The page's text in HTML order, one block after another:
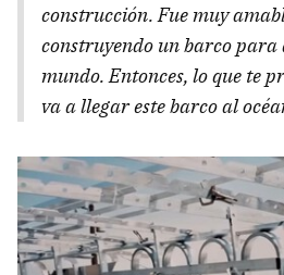
construcción. Fue muy
construyendo un barco
mundo. Entonces, lo que te
va a llegar este barco al